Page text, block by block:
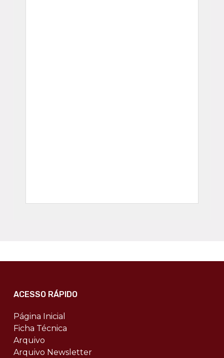
ACESSO RÁPIDO
Página Inicial
Ficha Técnica
Arquivo
Arquivo Newsletter